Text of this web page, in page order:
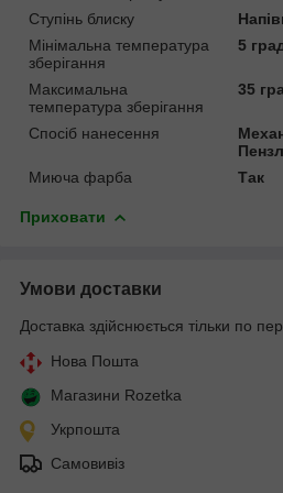
Ступінь блиску
Мінімальна температура
зберігання
5
Максимальна
температура зберігання
35
Спосіб нанесення
Миюча фарба
Так
Приховати
Умови доставки
Доставка здійснюється тільки по
Нова Пошта
Магазини Rozetka
Укрпошта
Самовивіз